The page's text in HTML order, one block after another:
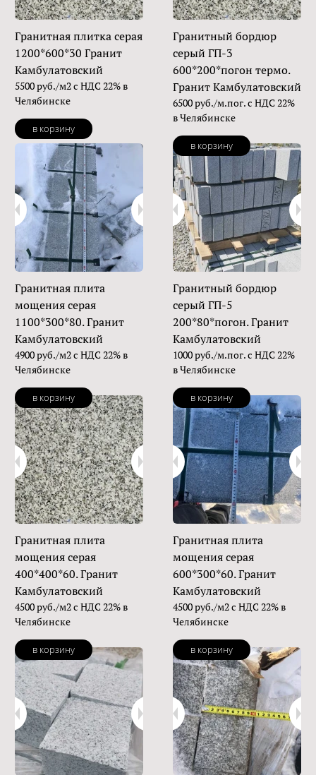
Гранитная плитка серая
1200*600*30 Гранит
Камбулатовский
5500 руб./м2 с НДС 22% в
Челябинске
в корзину
Гранитный бордюр
серый ГП-3
600*200*погон термо.
Гранит Камбулатовский
6500 руб./м.пог. с НДС 22%
в Челябинске
в корзину
Гранитная плита
мощения серая
1100*300*80. Гранит
Камбулатовский
4900 руб./м2 с НДС 22% в
Челябинске
в корзину
Гранитный бордюр
серый ГП-5
200*80*погон. Гранит
Камбулатовский
1000 руб./м.пог. с НДС 22%
в Челябинске
в корзину
Гранитная плита
мощения серая
400*400*60. Гранит
Камбулатовский
4500 руб./м2 с НДС 22% в
Челябинске
в корзину
Гранитная плита
мощения серая
600*300*60. Гранит
Камбулатовский
4500 руб./м2 с НДС 22% в
Челябинске
в корзину